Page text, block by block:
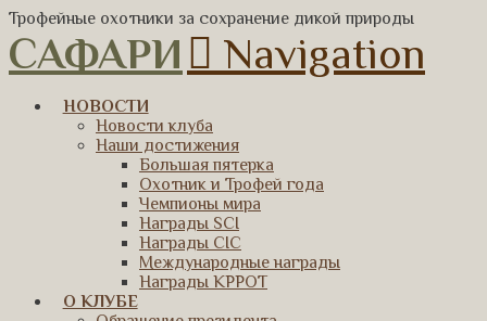
Трофейные охотники за сохранение дикой природы
САФАРИ Navigation
НОВОСТИ
Новости клуба
Наши достижения
Большая пятерка
Охотник и Трофей года
Чемпионы мира
Награды SCI
Награды CIC
Международные награды
Награды КРРОТ
О КЛУБЕ